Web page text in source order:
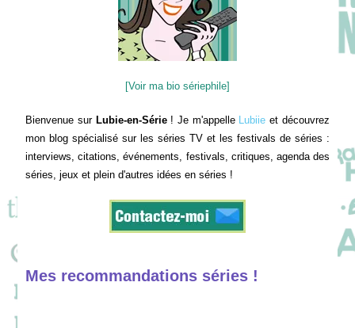
[Voir ma bio sériephile]
Bienvenue sur Lubie-en-Série! Je m'appelle Lubiie et découvrez
mon blog spécialisé sur les séries TV et les festivals de séries :
interviews, citations, événements, festivals, critiques, agenda des
séries, jeux et plein d'autres idées en séries !
Mes recommandations séries !